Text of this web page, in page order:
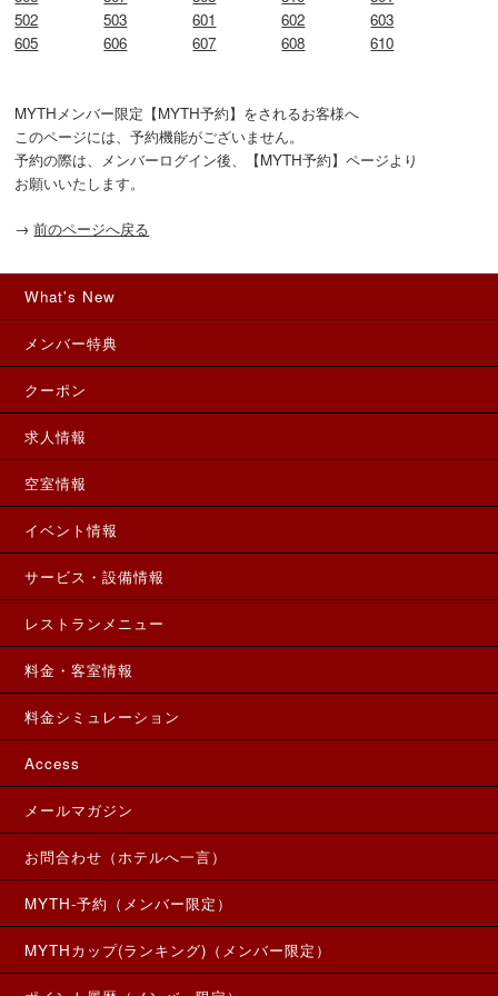
502
503 601 602
603
605
606 607 608 610
MYTHメンバー限定【MYTH予約】をされるお客様へ
このページには、予約機能がございません。
予約の際は、メンバーログイン後、【MYTH予約】ページより
お願いいたします。
→ 前のページへ戻る
What's New
メンバー特典
クーポン
求人情報
空室情報
イベント情報
サービス・設備情報
レストランメニュー
料金・客室情報
料金シミュレーション
Access
メールマガジン
お問合わせ（ホテルへ一言）
MYTH-予約（メンバー限定）
MYTHカップ(ランキング)（メンバー限定）